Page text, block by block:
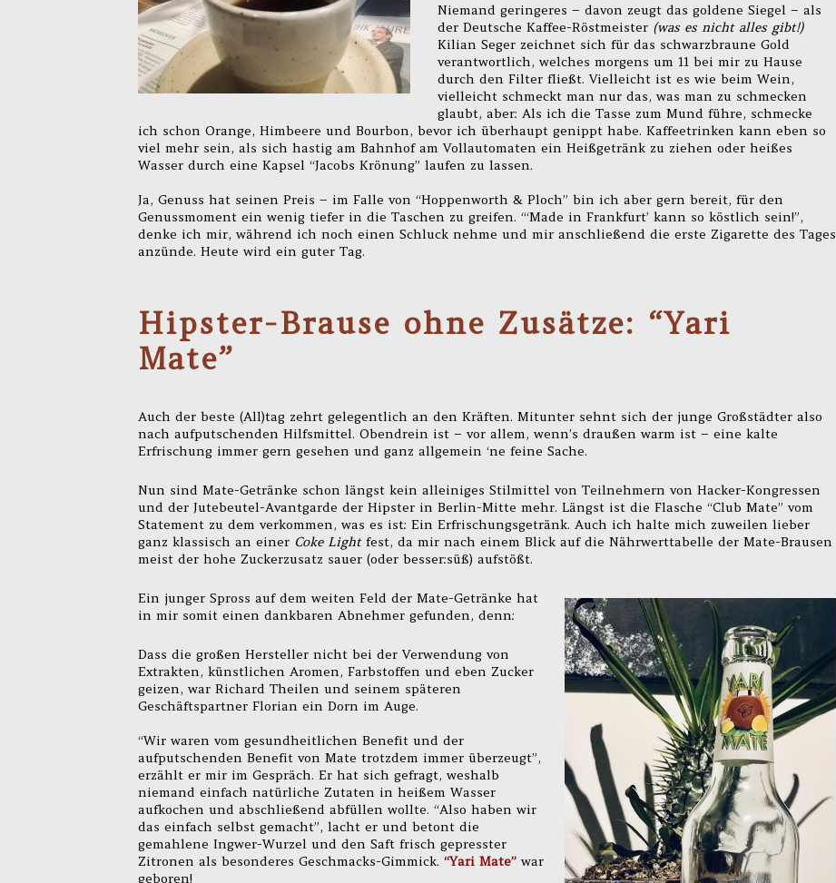
Niemand geringeres – davon zeugt das goldene Siegel – als
der Deutsche Kaffee-Röstmeister (was es nicht alles gibt!)
Kilian Seger zeichnet sich für das schwarzbraune Gold
verantwortlich, welches morgens um 11 bei mir zu Hause
durch den Filter fließt. Vielleicht ist es wie beim Wein,
vielleicht schmeckt man nur das, was man zu schmecken
glaubt, aber: Als ich die Tasse zum Mund führe, schmecke
ich schon Orange, Himbeere und Bourbon, bevor ich überhaupt genippt habe. Kaffeetrinken kann eben so
viel mehr sein, als sich hastig am Bahnhof am Vollautomaten ein Heißgetränk zu ziehen oder heißes
Wasser durch eine Kapsel “Jacobs Krönung” laufen zu lassen.
Ja, Genuss hat seinen Preis – im Falle von “Hoppenworth & Ploch” bin ich aber gern bereit, für den
Genussmoment ein wenig tiefer in die Taschen zu greifen. “‘Made in Frankfurt’ kann so köstlich sein!”,
denke ich mir, während ich noch einen Schluck nehme und mir anschließend die erste Zigarette des Tages
anzünde. Heute wird ein guter Tag.
Hipster-Brause ohne Zusätze: “Yari
Mate”
Auch der beste (All)tag zehrt gelegentlich an den Kräften. Mitunter sehnt sich der junge Großstädter also
nach aufputschenden Hilfsmittel. Obendrein ist – vor allem, wenn’s draußen warm ist – eine kalte
Erfrischung immer gern gesehen und ganz allgemein ‘ne feine Sache.
Nun sind Mate-Getränke schon längst kein alleiniges Stilmittel von Teilnehmern von Hacker-Kongressen
und der Jutebeutel-Avantgarde der Hipster in Berlin-Mitte mehr. Längst ist die Flasche “Club Mate” vom
Statement zu dem verkommen, was es ist: Ein Erfrischungsgetränk. Auch ich halte mich zuweilen lieber
ganz klassisch an einer Coke Lightfest, da mir nach einem Blick auf die Nährwerttabelle der Mate-Brausen
meist der hohe Zuckerzusatz sauer (oder besser:süß) aufstößt.
Ein junger Spross auf dem weiten Feld der Mate-Getränke hat
in mir somit einen dankbaren Abnehmer gefunden, denn:
Dass die großen Hersteller nicht bei der Verwendung von
Extrakten, künstlichen Aromen, Farbstoffen und eben Zucker
geizen, war Richard Theilen und seinem späteren
Geschäftspartner Florian ein Dorn im Auge.
“Wir waren vom gesundheitlichen Benefit und der
aufputschenden Benefit von Mate trotzdem immer überzeugt”,
erzählt er mir im Gespräch. Er hat sich gefragt, weshalb
niemand einfach natürliche Zutaten in heißem Wasser
aufkochen und abschließend abfüllen wollte. “Also haben wir
das einfach selbst gemacht”, lacht er und betont die
gemahlene Ingwer-Wurzel und den Saft frisch gepresster
Zitronen als besonderes Geschmacks-Gimmick. “Yari Mate” war
geboren!